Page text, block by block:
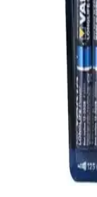
Barnetta BRS18
Feneri: Yüksek
Aydınlatma
Barnetta BRS18, 3000
metal gövde
ideal bir el feneridir.
Varta 18646
Feneri ile Güçlü
Varta 18646 Work
çeşitli ortamlar için
Manyetik yapısı ve pil